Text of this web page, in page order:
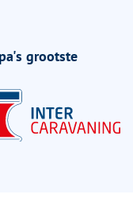
grootste